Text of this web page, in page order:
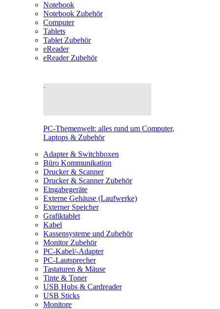
Notebook
Notebook Zubehör
Computer
Tablets
Tablet Zubehör
eReader
eReader Zubehör
PC-Themenwelt: alles rund um Computer,
Laptops & Zubehör
Adapter & Switchboxen
Büro Kommunikation
Drucker & Scanner
Drucker & Scanner Zubehör
Eingabegeräte
Externe Gehäuse (Laufwerke)
Externer Speicher
Grafiktablet
Kabel
Kassensysteme und Zubehör
Monitor Zubehör
PC-Kabel/-Adapter
PC-Lautsprecher
Tastaturen & Mäuse
Tinte & Toner
USB Hubs & Cardreader
USB Sticks
Monitore